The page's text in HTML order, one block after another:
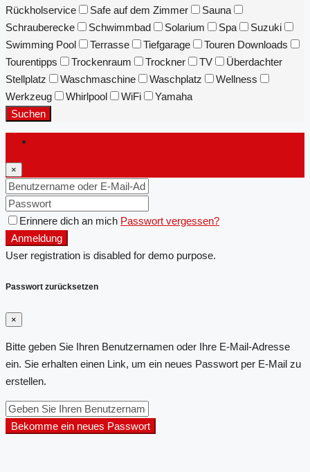
Rückholservice
Safe auf dem Zimmer
Sauna
Schrauberecke
Schwimmbad Solarium Spa
Suzuki
Swimming Pool
Terrasse Tiefgarage
Touren Downloads
Tourentipps
Trockenraum Trockner TV
Überdachter
Stellplatz
Waschmaschine Waschplatz
Wellness
Werkzeug
Whirlpool WiFi
Yamaha
Suchen
×
Erinnere dich an mich Passwort vergessen?
Anmeldung
User registration is disabled for demo purpose.
Passwort zurücksetzen
×
Bitte geben Sie Ihren Benutzernamen oder Ihre E-Mail-Adresse
ein. Sie erhalten einen Link, um ein neues Passwort per E-Mail zu
erstellen.
Bekomme ein neues Passwort